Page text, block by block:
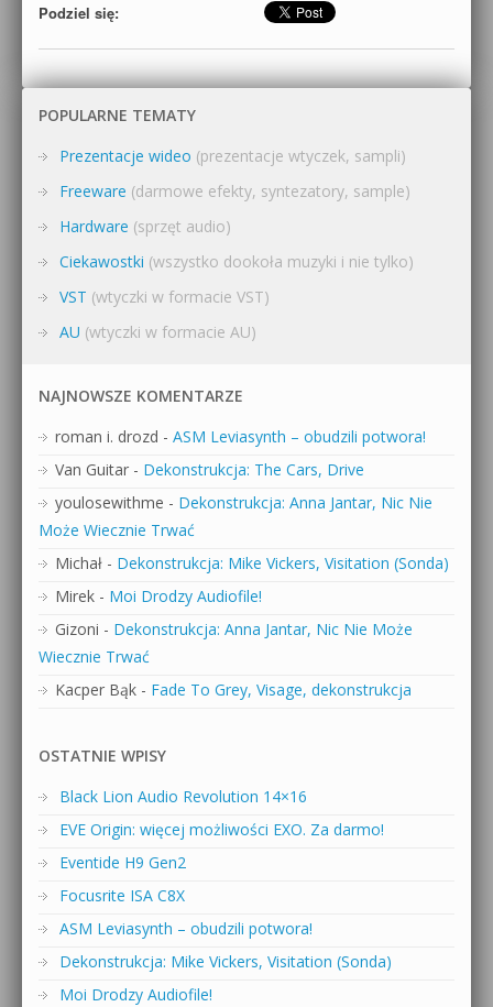
Podziel się:
POPULARNE TEMATY
Prezentacje wideo (prezentacje wtyczek, sampli)
Freeware (darmowe efekty, syntezatory, sample)
Hardware (sprzęt audio)
Ciekawostki (wszystko dookoła muzyki i nie tylko)
VST (wtyczki w formacie VST)
AU (wtyczki w formacie AU)
NAJNOWSZE KOMENTARZE
roman i. drozd - ASM Leviasynth – obudzili potwora!
Van Guitar - Dekonstrukcja: The Cars, Drive
youlosewithme - Dekonstrukcja: Anna Jantar, Nic Nie
Może Wiecznie Trwać
Michał - Dekonstrukcja: Mike Vickers, Visitation (Sonda)
Mirek - Moi Drodzy Audiofile!
Gizoni - Dekonstrukcja: Anna Jantar, Nic Nie Może
Wiecznie Trwać
Kacper Bąk - Fade To Grey, Visage, dekonstrukcja
OSTATNIE WPISY
Black Lion Audio Revolution 14×16
EVE Origin: więcej możliwości EXO. Za darmo!
Eventide H9 Gen2
Focusrite ISA C8X
ASM Leviasynth – obudzili potwora!
Dekonstrukcja: Mike Vickers, Visitation (Sonda)
Moi Drodzy Audiofile!